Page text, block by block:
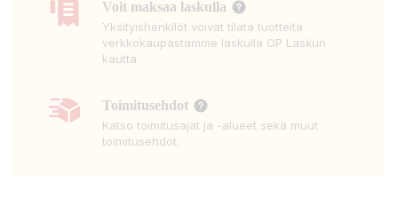
Voit maksaa laskulla
Yksityishenkilöt voivat tilata tuotteita
verkkokaupastamme laskulla OP Laskun
kautta.
Toimitusehdot
Katso toimitusajat ja -alueet sekä muut
toimitusehdot.